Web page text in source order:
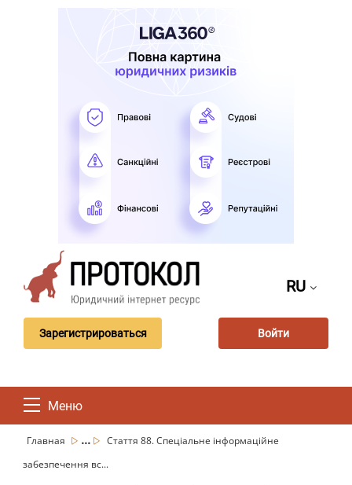
RU
Зарегистрироваться Войти
Меню
Главная ...
Стаття 88. Спеціальне інформаційне
забезпечення вс...